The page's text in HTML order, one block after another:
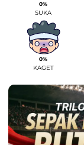
0%
SUKA
0%
KAGET